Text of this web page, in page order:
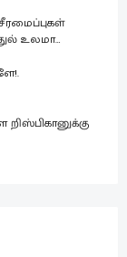
உலமா
றிஸ்பிகானுக்கு